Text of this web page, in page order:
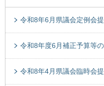
令和8年6月県議会定例会
令和8年度6月補正予算等
令和8年4月県議会臨時会